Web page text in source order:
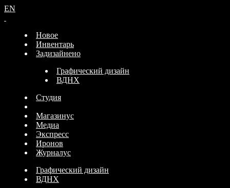
EN
Новое
Инвентарь
Задизайнено
Графический дизайн
ВДНХ
Студия
Магазинус
Медиа
Экспресс
Иронов
Журналус
Графический дизайн
ВДНХ